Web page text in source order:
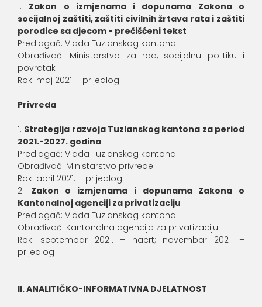
Zakon o izmjenama i dopunama Zakona o
socijalnoj zaštiti, zaštiti civilnih žrtava rata i zaštiti
porodice sa djecom - prečišćeni tekst
Predlagač: Vlada Tuzlanskog kantona
Obrađivač: Ministarstvo za rad, socijalnu politiku i
povratak
Rok: maj 2021. - prijedlog
Privreda
Strategija razvoja Tuzlanskog kantona za period
2021.-2027. godina
Predlagač: Vlada Tuzlanskog kantona
Obrađivač: Ministarstvo privrede
Rok: april 2021. – prijedlog
Zakon o izmjenama i dopunama Zakona o
Kantonalnoj agenciji za privatizaciju
Predlagač: Vlada Tuzlanskog kantona
Obrađivač: Kantonalna agencija za privatizaciju
Rok: septembar 2021. – nacrt; novembar 2021. –
prijedlog
II. ANALITIČKO-INFORMATIVNA DJELATNOST